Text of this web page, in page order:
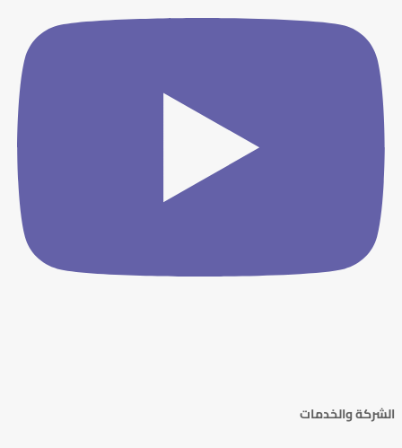
الشركة والخدمات